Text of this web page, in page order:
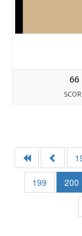
66
199
200